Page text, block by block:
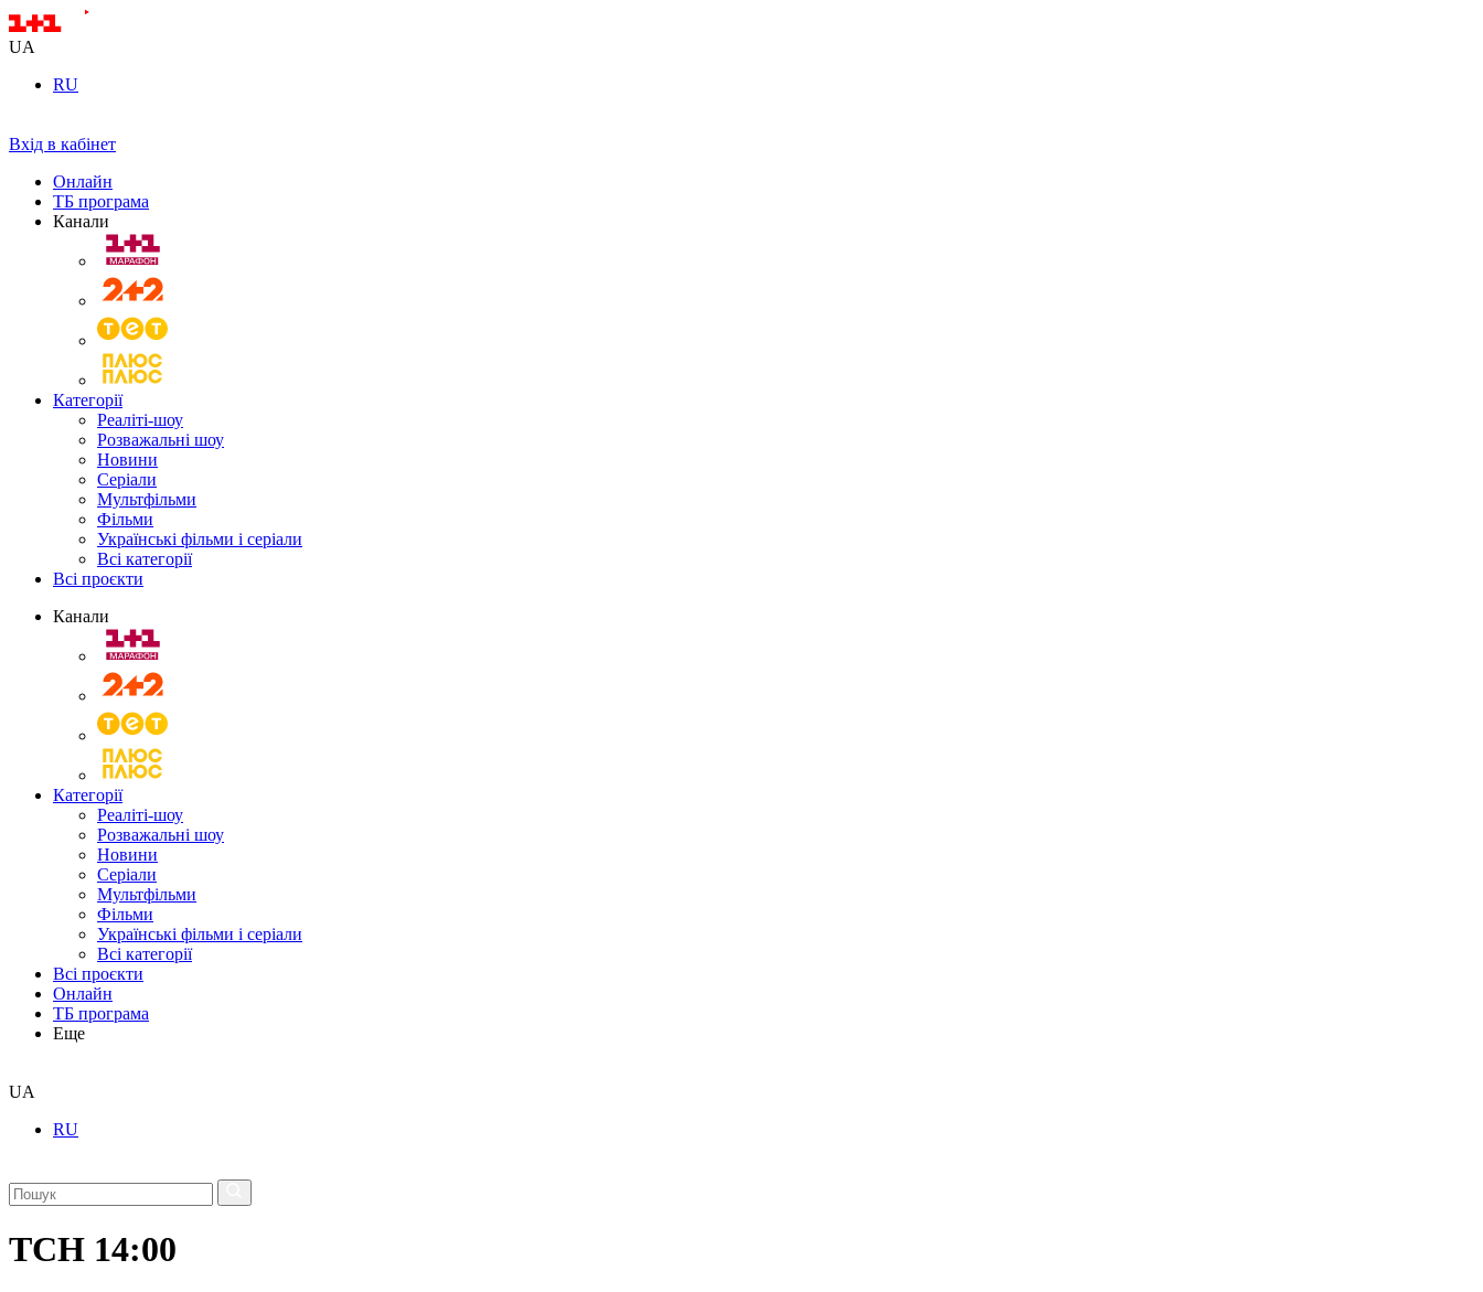
UA
RU
Вхід в кабінет
Онлайн
ТБ програма
Канали
Категорії
Реаліті-шоу
Розважальні шоу
Новини
Серіали
Мультфільми
Фільми
Українські фільми і серіали
Всі категорії
Всі проєкти
Канали
Категорії
Реаліті-шоу
Розважальні шоу
Новини
Серіали
Мультфільми
Фільми
Українські фільми і серіали
Всі категорії
Всі проєкти
Онлайн
ТБ програма
Еще
UA
RU
ТСН 14:00